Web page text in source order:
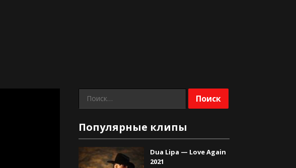
Найти:
Популярные клипы
Dua Lipa — Love Again
2021